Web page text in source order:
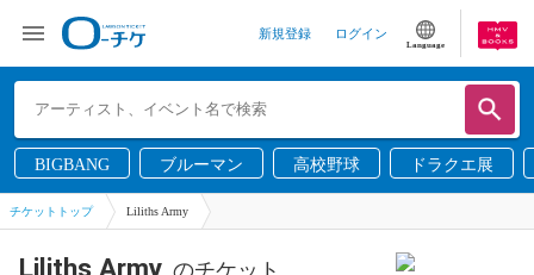
新規登録 ログイン
Language
BIGBANG ブルーマン 高校野球 ドラクエ展
チケットトップ Liliths Army
Liliths Army のチケット